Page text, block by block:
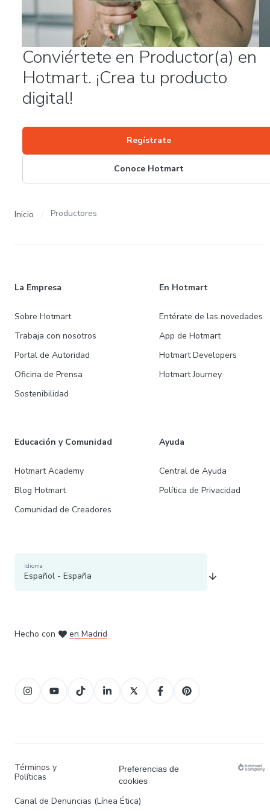
Conviértete en Productor(a) en
Hotmart. ¡Crea tu producto
digital!
Regístrate
Conoce Hotmart
Inicio Productores
La Empresa
Sobre Hotmart
Trabaja con nosotros
Portal de Autoridad
Oficina de Prensa
Sostenibilidad
En Hotmart
Entérate de las novedades
App de Hotmart
Hotmart Developers
Hotmart Journey
Educación y Comunidad
Hotmart Academy
Blog Hotmart
Comunidad de Creadores
Ayuda
Central de Ayuda
Política de Privacidad
Idioma
Español - España
Hecho con en Ámsterdam
Términos y
Políticas
Preferencias de
cookies
Canal de Denuncias (Línea Ética)